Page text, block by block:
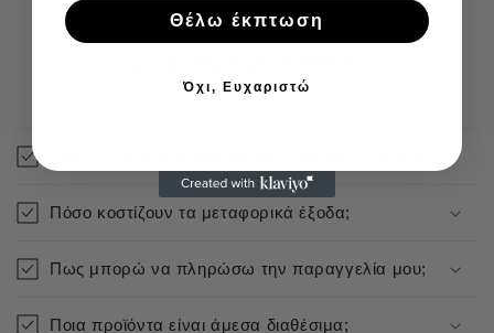
Πόσο κοστίζουν τα μεταφορικά έξοδα;
Πως μπορώ να πληρώσω την παραγγελία μου;
Ποια προϊόντα είναι άμεσα διαθέσιμα;
Θέλω έκπτωση
Όχι, Ευχαριστώ